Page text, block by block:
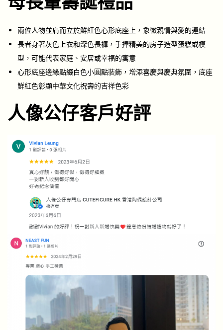
兩位人物並肩而立於鮮紅色心形底座上，象徵親情與愛的連結
長者身著灰色上衣和深色長褲，手捧精美的房子造型蛋糕或模
型，可能代表家庭、安居或幸福的寓意
心形底座邊緣點綴白色小圓點裝飾，增添喜慶與慶典氛圍，底座
鮮紅色彰顯中華文化祝壽的吉祥色彩
人像公仔客戶好評